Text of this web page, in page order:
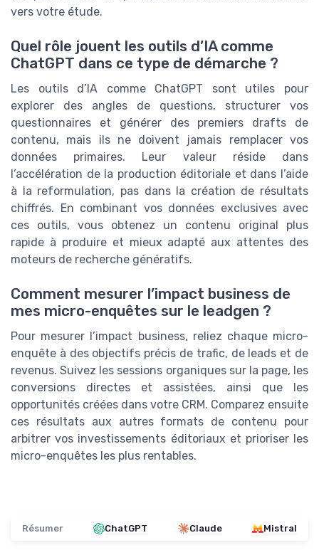
vers votre étude.
Quel rôle jouent les outils d’IA comme
ChatGPT dans ce type de démarche ?
Les outils d’IA comme ChatGPT sont utiles pour
explorer des angles de questions, structurer vos
questionnaires et générer des premiers drafts de
contenu, mais ils ne doivent jamais remplacer vos
données primaires. Leur valeur réside dans
l’accélération de la production éditoriale et dans l’aide
à la reformulation, pas dans la création de résultats
chiffrés. En combinant vos données exclusives avec
ces outils, vous obtenez un contenu original plus
rapide à produire et mieux adapté aux attentes des
moteurs de recherche génératifs.
Comment mesurer l’impact business de
mes micro-enquêtes sur le leadgen ?
Pour mesurer l’impact business, reliez chaque micro-
enquête à des objectifs précis de trafic, de leads et de
revenus. Suivez les sessions organiques sur la page, les
conversions directes et assistées, ainsi que les
opportunités créées dans votre CRM. Comparez ensuite
ces résultats aux autres formats de contenu pour
arbitrer vos investissements éditoriaux et prioriser les
micro-enquêtes les plus rentables.
Résumer ChatGPT Claude Mistral